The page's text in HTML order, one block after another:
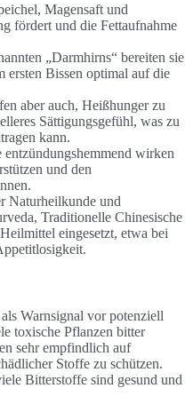
Magensaft und
fördert und die Fettaufnahme
„Darmhirns“ bereiten sie
ersten Bissen optimal auf die
aber auch, Heißhunger zu
Sättigungsgefühl, was zu
kann.
wirken
und den
Naturheilkunde und
Traditionelle Chinesische
eingesetzt, etwa bei
Warnsignal vor potenziell
toxische Pflanzen bitter
sehr empfindlich auf
Stoffe zu schützen.
Bitterstoffe sind gesund und